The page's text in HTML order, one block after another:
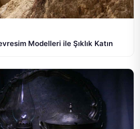
Modelleri ile Şıklık Katın